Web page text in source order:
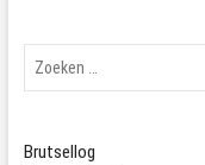
Brutsellog